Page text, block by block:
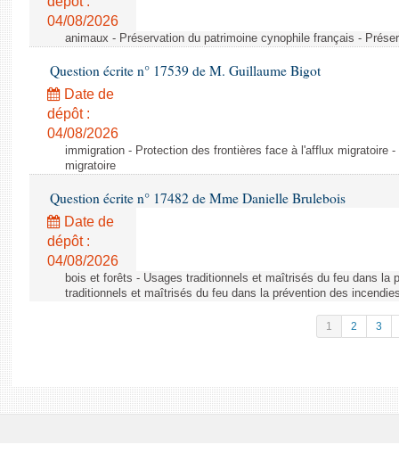
04/08/2026
animaux - Préservation du patrimoine cynophile français -
Question écrite n° 17539 de M. Guillaume Bigot
Date de
dépôt :
04/08/2026
immigration - Protection des frontières face à l'afflux migratoire
migratoire
Question écrite n° 17482 de Mme Danielle Brulebois
Date de
dépôt :
04/08/2026
bois et forêts - Usages traditionnels et maîtrisés du feu dans la
traditionnels et maîtrisés du feu dans la prévention des
1 2 3